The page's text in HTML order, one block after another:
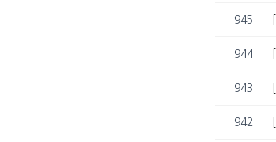
945
944
943
942